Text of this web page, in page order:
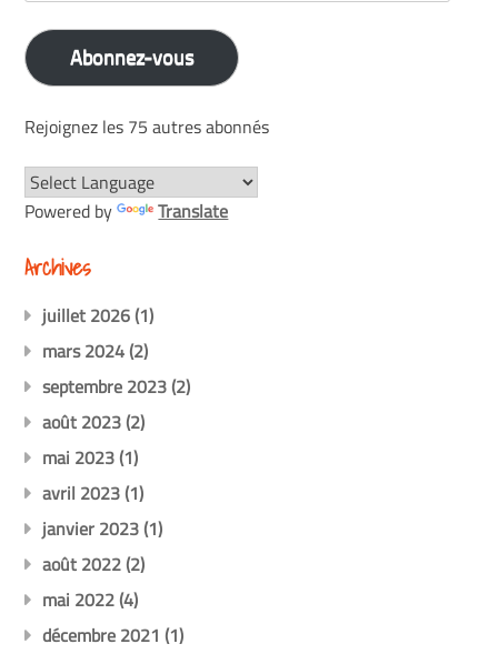
mail
Abonnez-vous
Rejoignez les 75 autres abonnés
Powered by Translate
Archives
juillet 2026(1)
mars 2024(2)
septembre 2023(2)
août 2023(2)
mai 2023(1)
avril 2023(1)
janvier 2023(1)
août 2022(2)
mai 2022(4)
décembre 2021 (1)